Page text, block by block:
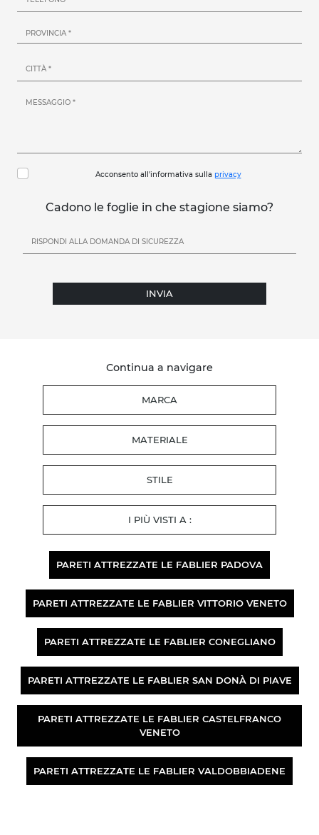
Acconsento all'informativa sulla privacy
Cadono le foglie in che stagione siamo?
INVIA
Continua a navigare
MARCA
MATERIALE
STILE
I PIÙ VISTI A :
PARETI ATTREZZATE LE FABLIER PADOVA
PARETI ATTREZZATE LE FABLIER VITTORIO VENETO
PARETI ATTREZZATE LE FABLIER CONEGLIANO
PARETI ATTREZZATE LE FABLIER SAN DONÀ DI PIAVE
PARETI ATTREZZATE LE FABLIER CASTELFRANCO
VENETO
PARETI ATTREZZATE LE FABLIER VALDOBBIADENE